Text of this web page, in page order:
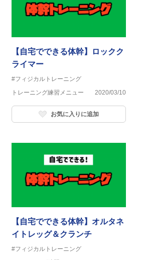
【自宅でできる体幹】ロックク
ライマー
#フィジカルトレーニング
トレーニング練習メニュー
2020/03/10
お気に入りに追加
【自宅でできる体幹】オルタネ
イトレッグ＆クランチ
#フィジカルトレーニング